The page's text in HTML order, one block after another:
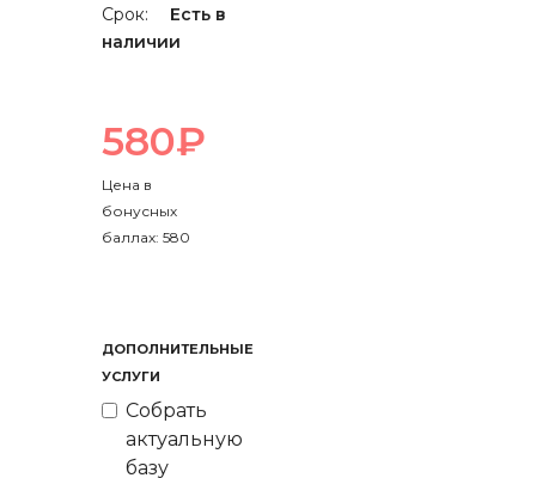
Срок:
Есть в
наличии
580₽
Цена в
бонусных
баллах: 580
ДОПОЛНИТЕЛЬНЫЕ
УСЛУГИ
Собрать
актуальную
базу